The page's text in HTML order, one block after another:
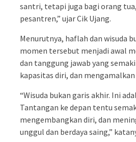
santri, tetapi juga bagi orang
pesantren,” ujar Cik Ujang.
Menurutnya, haflah dan wisuda
momen tersebut menjadi awal
dan tanggung jawab yang
kapasitas diri, dan
“Wisuda bukan garis akhir. Ini
Tantangan ke depan tentu
mengembangkan diri, dan
unggul dan berdaya saing,”